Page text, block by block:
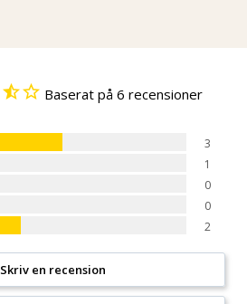
Baserat på 6 recensioner
3
1
0
0
2
Skriv en recension